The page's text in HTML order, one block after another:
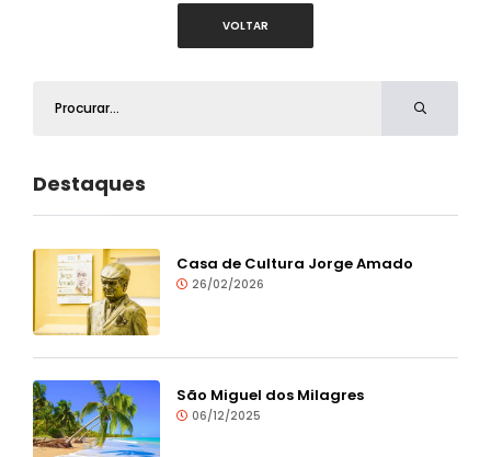
VOLTAR
Destaques
Casa de Cultura Jorge Amado
26/02/2026
São Miguel dos Milagres
06/12/2025